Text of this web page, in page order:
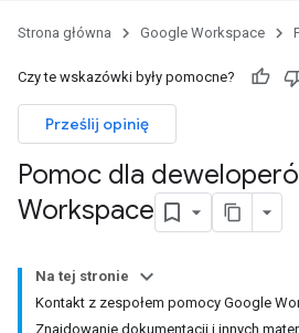
Strona główna Google Workspace
Czy te wskazówki były pomocne?
Prześlij opinię
Pomoc dla
Workspace
Na tej stronie
Kontakt z zespołem pomocy Google
Znajdowanie dokumentacji i innych